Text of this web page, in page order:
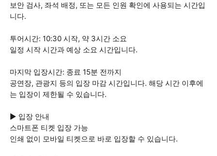
보안 검사, 좌석 배정, 또는 모든 인원 확인에 사용되는 시간입
니다.
투어시간: 10:30 시작, 약 3시간 소요
일정 시작 시간과 예상 소요 시간입니다.
마지막 입장시간: 종료 15분 전까지
공연장, 관광지 등의 입장 마감 시간입니다. 해당 시간 이후에
는 입장이 제한될 수 있습니다.
▶ 입장 안내
스마트폰 티켓 입장 가능
인쇄 없이 모바일 티켓으로 바로 입장할 수 있습니다.